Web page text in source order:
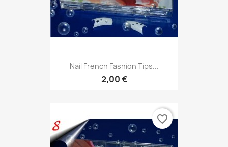
Nail French Fashion Tips...
2,00 €
favorite_border